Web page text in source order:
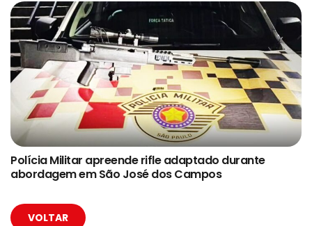
Polícia Militar apreende rifle adaptado durante
abordagem em São José dos Campos
VOLTAR